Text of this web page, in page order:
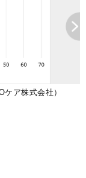
ア株式会社）